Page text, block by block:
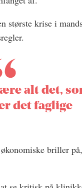
største krise i
alt det,
det faglige
briller